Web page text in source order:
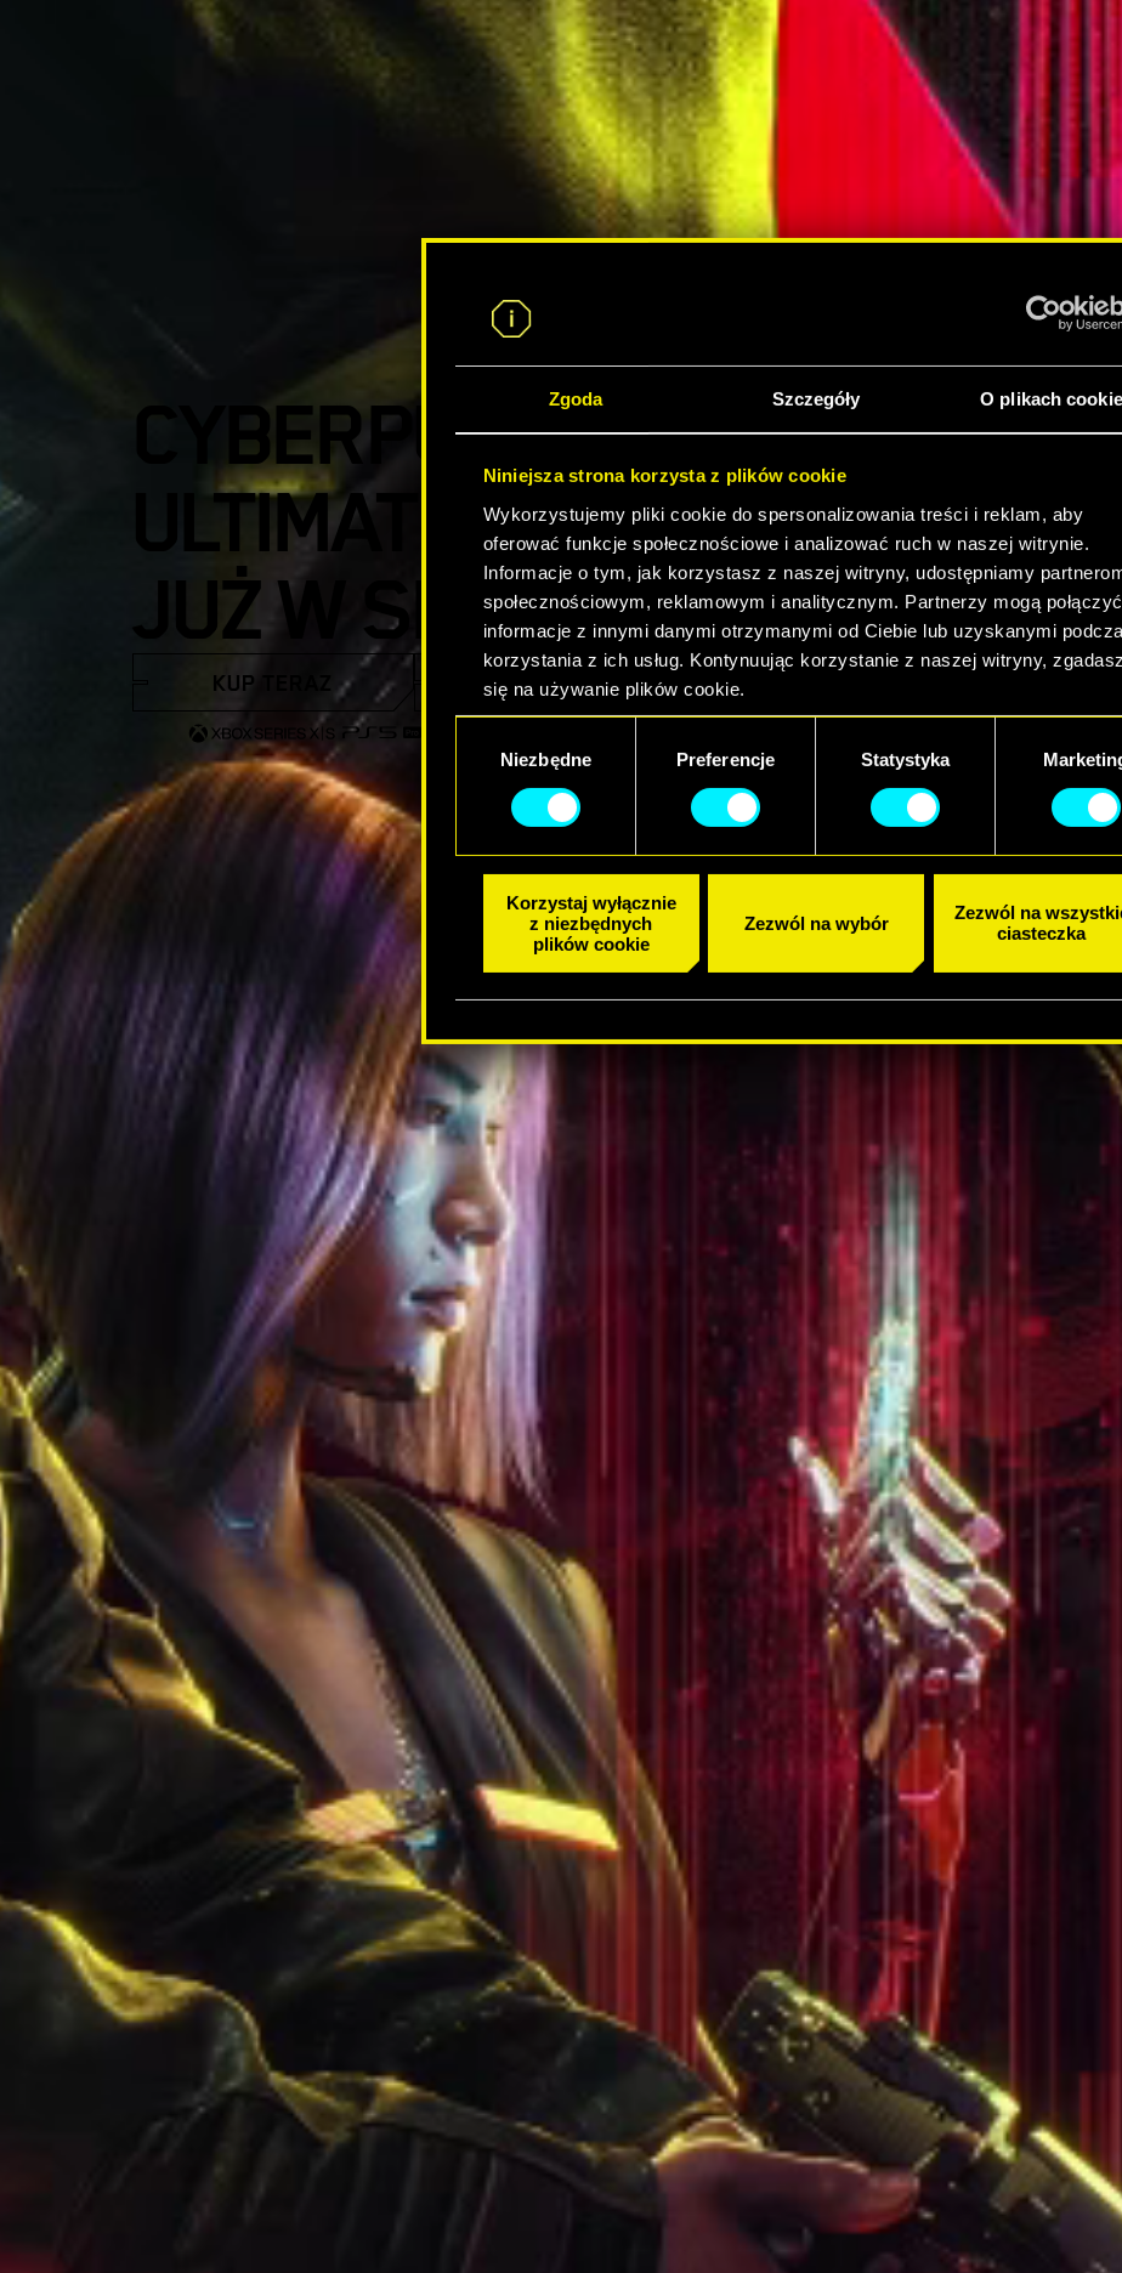
Zgoda Szczegóły O plikach
Niniejsza strona korzysta z plików cookie
Wykorzystujemy pliki cookie do spersonalizowania treści i reklam, aby
oferować funkcje społecznościowe i analizować ruch w naszej witrynie.
Informacje o tym, jak korzystasz z naszej witryny, udostępniamy
społecznościowym, reklamowym i analitycznym. Partnerzy mogą
informacje z innymi danymi otrzymanymi od Ciebie lub uzyskanymi
korzystania z ich usług. Kontynuując korzystanie z naszej witryny, zgadasz
się na używanie plików cookie.
zgodyNiezbędne Preferencje Statystyka
Korzystaj wyłącznie
z niezbędnych
plików cookie
Zezwól na wybór
Zezwól na
ciasteczka
CYBERPUNK 2077:
ULTIMATE EDITION
JUŻ W SPRZEDAŻY!
KUP TERAZ OBEJRZYJ ZWIASTUN